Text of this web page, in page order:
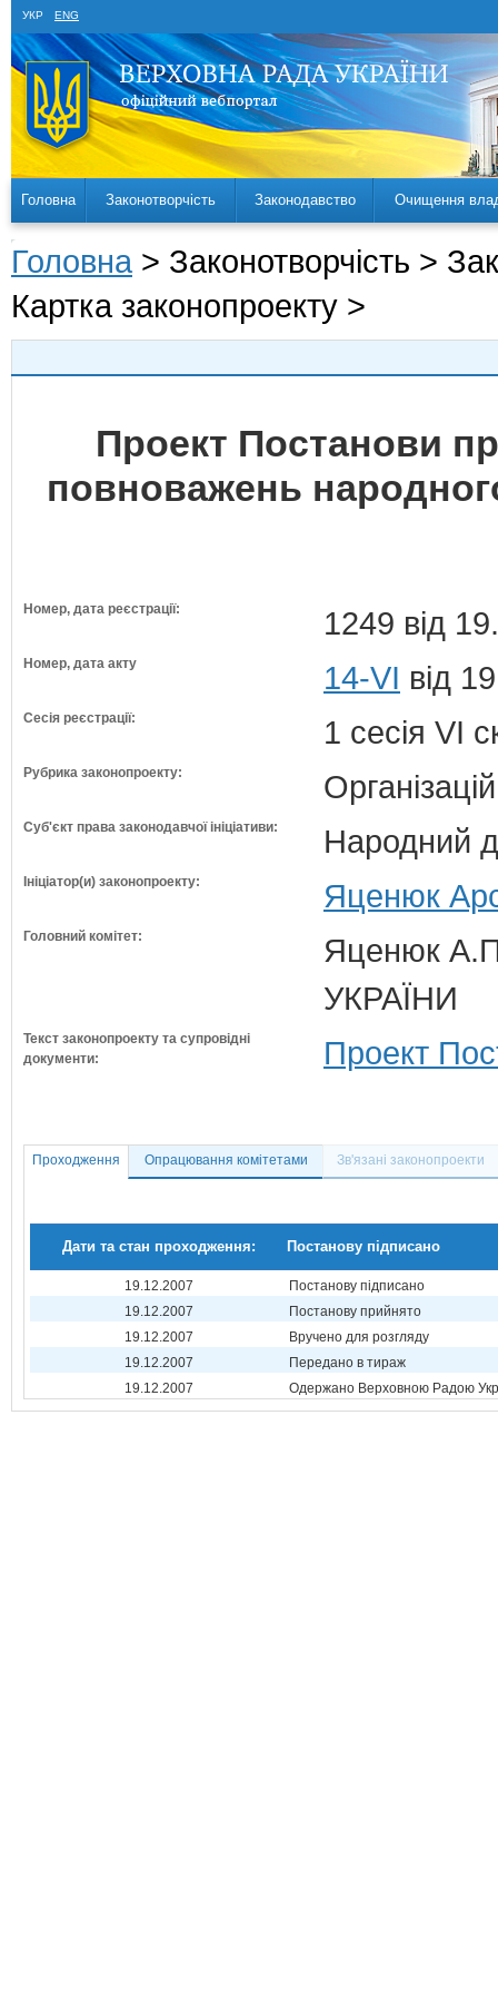
УКР ENG
Головна Законотворчість Законодавство Очищення
Головна > Законотворчість >
Картка законопроекту >
Проект Постанови
повноважень
Номер, дата реєстрації: 1249 від
Номер, дата акту 14-VI від
Сесія реєстрації: 1 сесія VI
Рубрика законопроекту:
Суб'єкт права законодавчої ініціативи: Народний
Ініціатор(и) законопроекту: Яценюк
Головний комітет:
Яценюк
УКРАЇНИ
Текст законопроекту та супровідні
документи:
Проект
Проходження Опрацювання комітетами Зв'язані законопроекти
Дати та стан проходження: Постанову підписано
19.12.2007
Постанову підписано
19.12.2007
Постанову прийнято
19.12.2007
Вручено для розгляду
19.12.2007
Передано в тираж
19.12.2007
Одержано Верховною Радою